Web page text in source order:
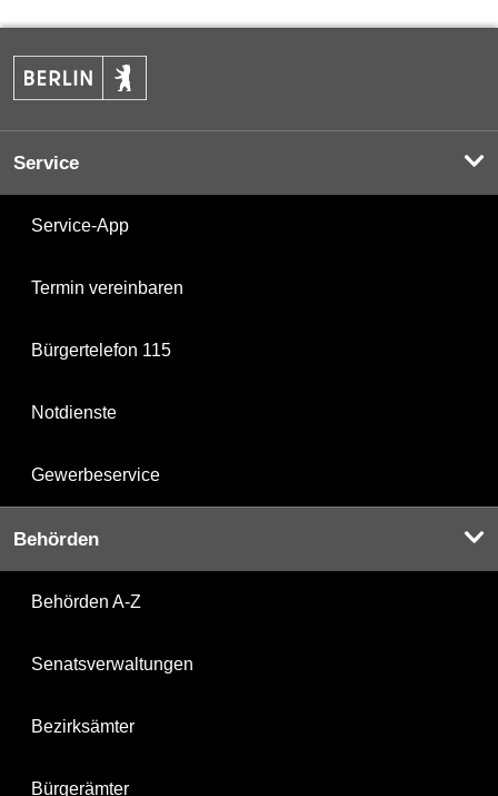
Service
Service-App
Termin vereinbaren
Bürgertelefon 115
Notdienste
Gewerbeservice
Behörden
Behörden A-Z
Senatsverwaltungen
Bezirksämter
Bürgerämter